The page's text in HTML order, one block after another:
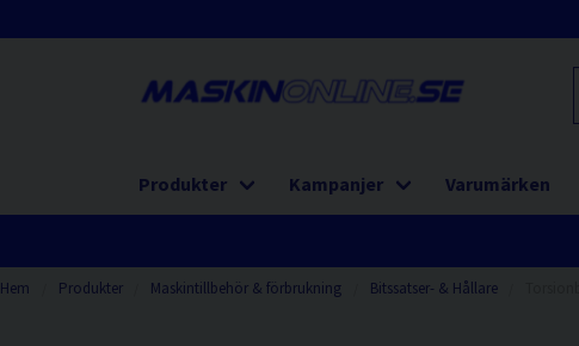
Produkter Kampanjer Varumärken
Hem Produkter Maskintillbehör & förbrukning Bitssatser- & Hållare